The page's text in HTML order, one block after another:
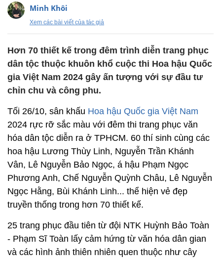
Minh Khôi
Xem các bài viết của tác giả
Hơn 70 thiết kế trong đêm trình diễn trang phục
dân tộc thuộc khuôn khổ cuộc thi Hoa hậu Quốc
gia Việt Nam 2024 gây ấn tượng với sự đầu tư
chỉn chu và công phu.
Tối 26/10, sân khấu Hoa hậu Quốc gia Việt Nam
2024 rực rỡ sắc màu với đêm thi trang phục văn
hóa dân tộc diễn ra ở TPHCM. 60 thí sinh cùng các
hoa hậu Lương Thùy Linh, Nguyễn Trần Khánh
Vân, Lê Nguyễn Bảo Ngọc, á hậu Phạm Ngọc
Phương Anh, Chế Nguyễn Quỳnh Châu, Lê Nguyễn
Ngọc Hằng, Bùi Khánh Linh... thể hiện vẻ đẹp
truyền thống trong hơn 70 thiết kế.
25 trang phục đầu tiên từ đội NTK Huỳnh Bảo Toàn
- Phạm Sĩ Toàn lấy cảm hứng từ văn hóa dân gian
và các hình ảnh thiên nhiên quen thuộc như cây